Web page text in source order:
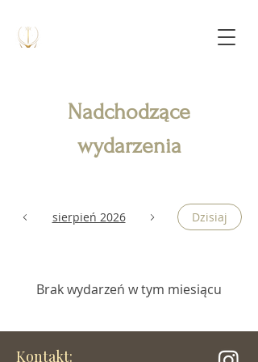
Nadchodzące
wydarzenia
sierpień 2026 Dzisiaj
Brak wydarzeń w tym miesiącu
Kontakt: